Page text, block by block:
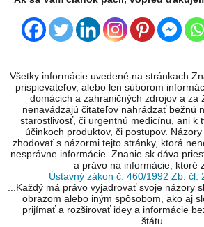
Všetky informácie uvedené na stránkach
prispievateľov, alebo len súborom
domácich a zahraničných zdrojov a za
nenavádzajú čitateľov nahrádzať bežnú
starostlivosť, či urgentnú medicínu, ani k
účinkoch produktov, či postupov.
zhodovať s názormi tejto stránky, ktorá
nesprávne informácie. Znanie.sk dáva
a právo na informácie, ktoré
Ústavný zákon č. 460/1992 Zb. čl.
...Každý má právo vyjadrovať svoje názory
obrazom alebo iným spôsobom, ako aj
prijímať a rozširovať idey a informácie
štátu...